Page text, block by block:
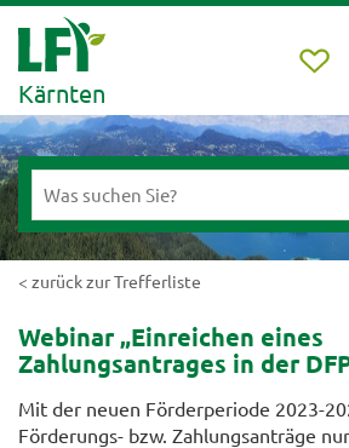
Kärnten
< zurück zur Trefferliste
Webinar „Einreichen eines
Zahlungsantrages in der
Mit der neuen Förderperiode 2023-
Förderungs- bzw. Zahlungsanträge